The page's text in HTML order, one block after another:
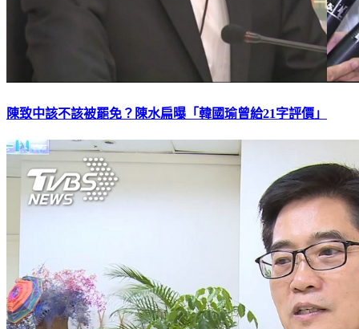
陳致中該不該被罷免？陳水扁曝「韓國瑜曾給21字評價」